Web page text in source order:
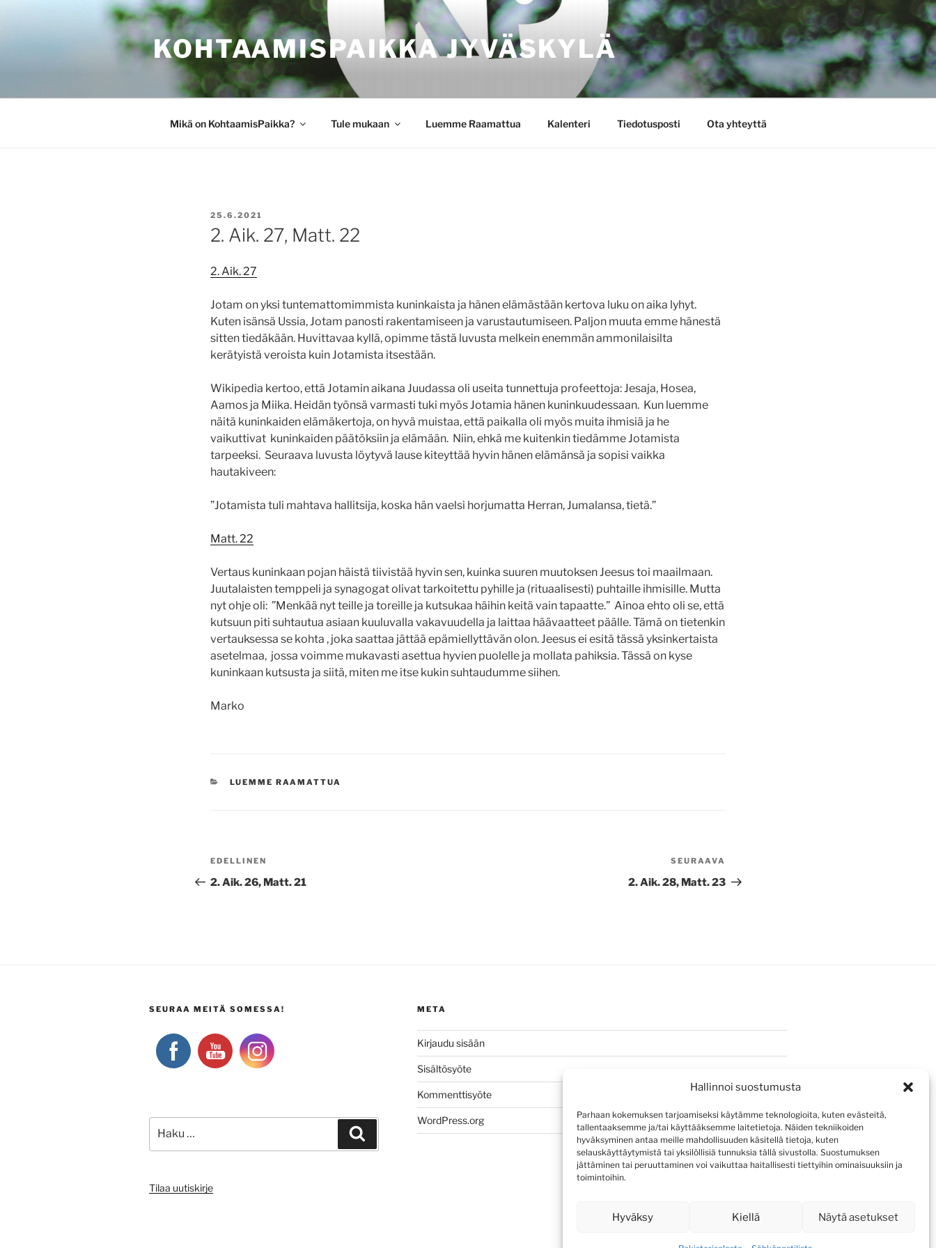
Hallinnoi suostumusta
Parhaan kokemuksen tarjoamiseksi käytämme teknologioita, kuten evästeitä,
tallentaaksemme ja/tai käyttääksemme laitetietoja. Näiden tekniikoiden
hyväksyminen antaa meille mahdollisuuden käsitellä tietoja, kuten
selauskäyttäytymistä tai yksilöllisiä tunnuksia tällä sivustolla. Suostumuksen
jättäminen tai peruuttaminen voi vaikuttaa haitallisesti tiettyihin ominaisuuksiin ja
toimintoihin.
Hyväksy Kiellä Näytä asetukset
KOHTAAMISPAIKKA JYVÄSKYLÄ
Mikä on KohtaamisPaikka? Tule mukaan Luemme Raamattua Kalenteri Tiedotusposti Ota yhteyttä
JULKAISTU
25.6.2021
2. Aik. 27, Matt. 22
2. Aik. 27
Jotam on yksi tuntemattomimmista kuninkaista ja hänen elämästään kertova luku on aika lyhyt.
Kuten isänsä Ussia, Jotam panosti rakentamiseen ja varustautumiseen. Paljon muuta emme hänestä
sitten tiedäkään. Huvittavaa kyllä, opimme tästä luvusta melkein enemmän ammonilaisilta
kerätyistä veroista kuin Jotamista itsestään.
Wikipedia kertoo, että Jotamin aikana Juudassa oli useita tunnettuja profeettoja: Jesaja, Hosea,
Aamos ja Miika. Heidän työnsä varmasti tuki myös Jotamia hänen kuninkuudessaan. Kun luemme
näitä kuninkaiden elämäkertoja, on hyvä muistaa, että paikalla oli myös muita ihmisiä ja he
vaikuttivat kuninkaiden päätöksiin ja elämään. Niin, ehkä me kuitenkin tiedämme Jotamista
tarpeeksi. Seuraava luvusta löytyvä lause kiteyttää hyvin hänen elämänsä ja sopisi vaikka
hautakiveen:
”Jotamista tuli mahtava hallitsija, koska hän vaelsi horjumatta Herran, Jumalansa, tietä.”
Matt. 22
Vertaus kuninkaan pojan häistä tiivistää hyvin sen, kuinka suuren muutoksen Jeesus toi maailmaan.
Juutalaisten temppeli ja synagogat olivat tarkoitettu pyhille ja (rituaalisesti) puhtaille ihmisille. Mutta
nyt ohje oli: ”Menkää nyt teille ja toreille ja kutsukaa häihin keitä vain tapaatte.” Ainoa ehto oli se, että
kutsuun piti suhtautua asiaan kuuluvalla vakavuudella ja laittaa häävaatteet päälle. Tämä on tietenkin
vertauksessa se kohta , joka saattaa jättää epämiellyttävän olon. Jeesus ei esitä tässä yksinkertaista
asetelmaa, jossa voimme mukavasti asettua hyvien puolelle ja mollata pahiksia. Tässä on kyse
kuninkaan kutsusta ja siitä, miten me itse kukin suhtaudumme siihen.
Marko
KATEGORIAT
LUEMME RAAMATTUA
Artikkelien
selaus
Edellinen
artikkeli
EDELLINEN
2. Aik. 26, Matt. 21
artikkeli
SEURAAVA
2. Aik. 28, Matt. 23
SEURAA MEITÄ SOMESSA!
Tilaa uutiskirje
META
Kirjaudu sisään
Sisältösyöte
Kommenttisyöte
WordPress.org